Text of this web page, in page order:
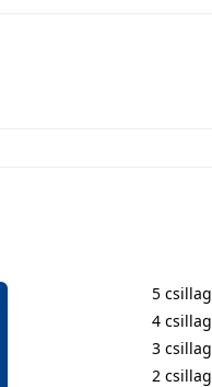
5 csillag
4 csillag
3 csillag
2 csillag